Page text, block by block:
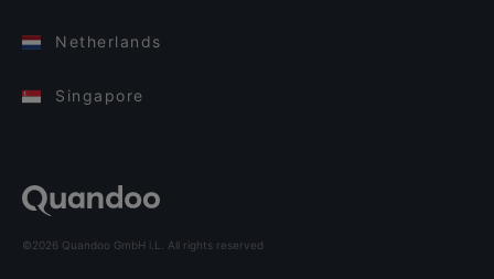
Netherlands
Singapore
©2026 Quandoo GmbH i.L. All rights reserved